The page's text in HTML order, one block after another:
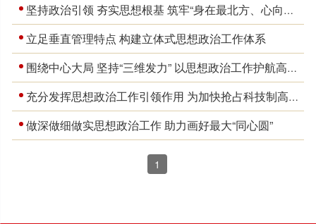
坚持政治引领 夯实思想根基 筑牢“身在最北方、心向党中央”的政治忠诚
立足垂直管理特点 构建立体式思想政治工作体系
围绕中心大局 坚持“三维发力” 以思想政治工作护航高质量发展
充分发挥思想政治工作引领作用 为加快抢占科技制高点提供坚强保证
做深做细做实思想政治工作 助力画好最大“同心圆”
1